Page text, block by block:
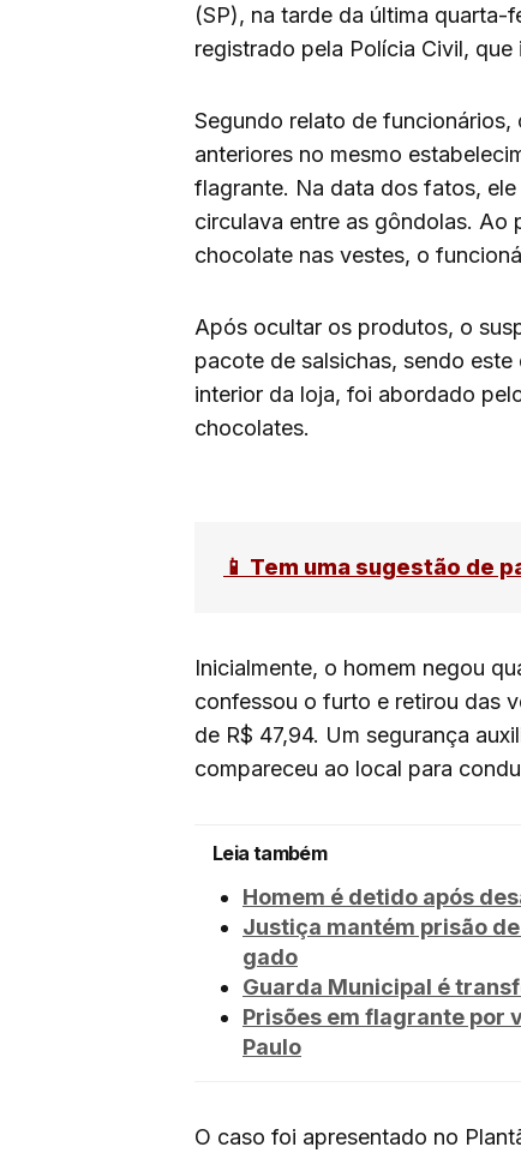
(SP), na tarde da última
registrado pela Polícia Civil,
Segundo relato de
anteriores no mesmo
flagrante. Na data dos fatos,
circulava entre as gôndolas. Ao
chocolate nas vestes, o
Após ocultar os produtos, o
pacote de salsichas, sendo
interior da loja, foi abordado
chocolates.
📱 Tem uma sugestão de
Inicialmente, o homem negou
confessou o furto e retirou das
de R$ 47,94. Um segurança
compareceu ao local para
Leia também
Homem é detido após
Justiça mantém prisão
gado
Guarda Municipal é
Prisões em flagrante por
Paulo
O caso foi apresentado no